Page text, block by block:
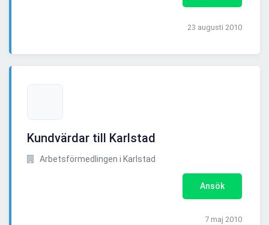
23 augusti 2010
Kundvärdar till Karlstad
Arbetsförmedlingen i Karlstad
Ansök
7 maj 2010